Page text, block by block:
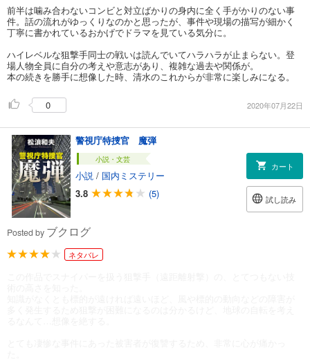
前半は噛み合わないコンビと対立ばかりの身内に全く手がかりのない事
件。話の流れがゆっくりなのかと思ったが、事件や現場の描写が細かく
丁寧に書かれているおかげでドラマを見ている気分に。
ハイレベルな狙撃手同士の戦いは読んでいてハラハラが止まらない。登
場人物全員に自分の考えや意志があり、複雑な過去や関係が。
本の続きを勝手に想像した時、清水のこれからが非常に楽しみになる。
0 2020年07月22日
警視庁特捜官 魔弾
小説・文芸
小説 / 国内ミステリー
3.8
(5)
カート
試し読み
Posted by ブクログ
ネタバレ